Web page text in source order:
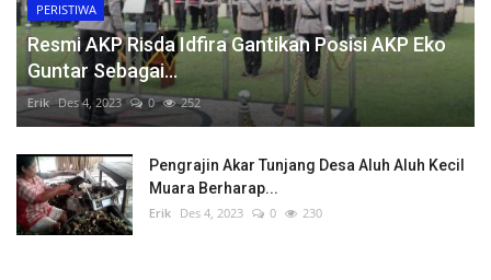
PERISTIWA
Resmi AKP Risda Idfira Gantikan Posisi AKP Eko
Guntar Sebagai...
Erik Des 4, 2023 0 252
Pengrajin Akar Tunjang Desa Aluh Aluh Kecil
Muara Berharap...
Erik Des 4, 2023 0 230